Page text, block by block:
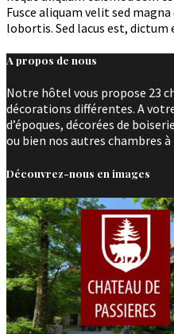
Fusce aliquam velit sed
lobortis. Sed lacus est,
A propos de nous
Notre hôtel vous propose 23
décorations différentes. A
d’époques, décorées de
ou bien nos autres chambres
Découvrez-nous en images